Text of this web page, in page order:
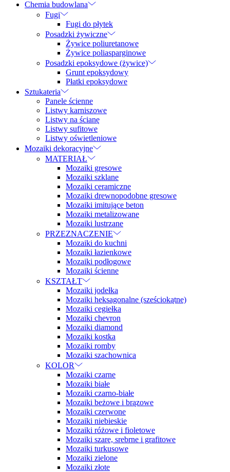
Chemia budowlana
Fugi
Fugi do płytek
Posadzki żywiczne
Żywice poliuretanowe
Żywice poliasparginowe
Posadzki epoksydowe (żywice)
Grunt epoksydowy
Płatki epoksydowe
Sztukateria
Panele ścienne
Listwy karniszowe
Listwy na ścianę
Listwy sufitowe
Listwy oświetleniowe
Mozaiki dekoracyjne
MATERIAŁ
Mozaiki gresowe
Mozaiki szklane
Mozaiki ceramiczne
Mozaiki drewnopodobne gresowe
Mozaiki imitujące beton
Mozaiki metalizowane
Mozaiki lustrzane
PRZEZNACZENIE
Mozaiki do kuchni
Mozaiki łazienkowe
Mozaiki podłogowe
Mozaiki ścienne
KSZTAŁT
Mozaiki jodełka
Mozaiki heksagonalne (sześciokątne)
Mozaiki cegiełka
Mozaiki chevron
Mozaiki diamond
Mozaiki kostka
Mozaiki romby
Mozaiki szachownica
KOLOR
Mozaiki czarne
Mozaiki białe
Mozaiki czarno-białe
Mozaiki beżowe i brązowe
Mozaiki czerwone
Mozaiki niebieskie
Mozaiki różowe i fioletowe
Mozaiki szare, srebrne i grafitowe
Mozaiki turkusowe
Mozaiki zielone
Mozaiki złote